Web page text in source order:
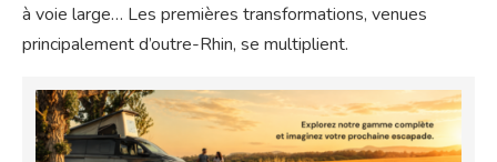
à voie large… Les premières transformations, venues
principalement d’outre-Rhin, se multiplient.